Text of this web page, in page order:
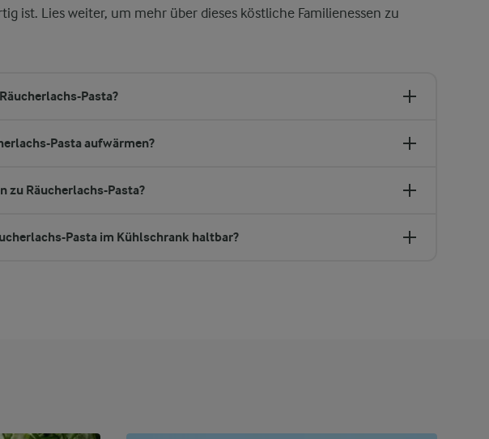
ist. Lies weiter, um mehr über dieses köstliche Familienessen zu
Pasta?
Pasta aufwärmen?
zu Räucherlachs-Pasta?
Pasta im Kühlschrank haltbar?